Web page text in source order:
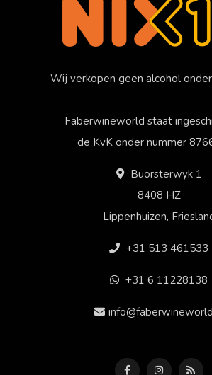
Wij verkopen geen alcohol
Faberwineworld staat
de KvK onder nummer
Buorsterwyk 1
8408 HZ
Lippenhuizen,
+31 513 461533
+31 6 11228138